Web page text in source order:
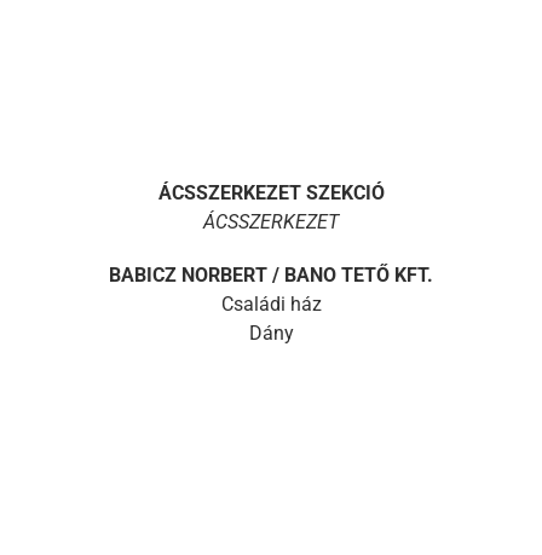
ÁCSSZERKEZET SZEKCIÓ
ÁCSSZERKEZET
BABICZ NORBERT / BANO TETŐ KFT.
Családi ház
Dány